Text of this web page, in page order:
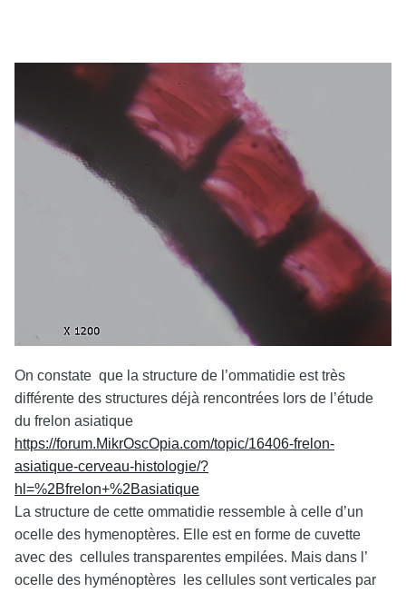
On constate que la structure de l’ommatidie est très
différente des structures déjà rencontrées lors de l’étude
du frelon asiatique
https://forum.MikrOscOpia.com/topic/16406-frelon-
asiatique-cerveau-histologie/?
hl=%2Bfrelon+%2Basiatique
La structure de cette ommatidie ressemble à celle d’un
ocelle des hymenoptères. Elle est en forme de cuvette
avec des cellules transparentes empilées. Mais dans l’
ocelle des hyménoptères les cellules sont verticales par